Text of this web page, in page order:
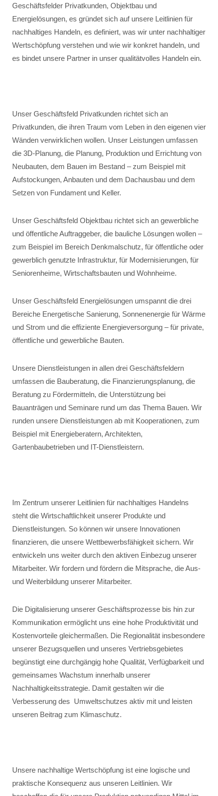
Geschäftsfelder Privatkunden, Objektbau und
Energielösungen, es gründet sich auf unsere Leitlinien für
nachhaltiges Handeln, es definiert, was wir unter nachhaltiger
Wertschöpfung verstehen und wie wir konkret handeln, und
es bindet unsere Partner in unser qualitätvolles Handeln ein.
Unser Geschäftsfeld Privatkunden richtet sich an
Privatkunden, die ihren Traum vom Leben in den eigenen vier
Wänden verwirklichen wollen. Unser Leistungen umfassen
die 3D-Planung, die Planung, Produktion und Errichtung von
Neubauten, dem Bauen im Bestand – zum Beispiel mit
Aufstockungen, Anbauten und dem Dachausbau und dem
Setzen von Fundament und Keller.
Unser Geschäftsfeld Objektbau richtet sich an gewerbliche
und öffentliche Auftraggeber, die bauliche Lösungen wollen –
zum Beispiel im Bereich Denkmalschutz, für öffentliche oder
gewerblich genutzte Infrastruktur, für Modernisierungen, für
Seniorenheime, Wirtschaftsbauten und Wohnheime.
Unser Geschäftsfeld Energielösungen umspannt die drei
Bereiche Energetische Sanierung, Sonnenenergie für Wärme
und Strom und die effiziente Energieversorgung – für private,
öffentliche und gewerbliche Bauten.
Unsere Dienstleistungen in allen drei Geschäftsfeldern
umfassen die Bauberatung, die Finanzierungsplanung, die
Beratung zu Fördermitteln, die Unterstützung bei
Bauanträgen und Seminare rund um das Thema Bauen. Wir
runden unsere Dienstleistungen ab mit Kooperationen, zum
Beispiel mit Energieberatern, Architekten,
Gartenbaubetrieben und IT-Dienstleistern.
Im Zentrum unserer Leitlinien für nachhaltiges Handelns
steht die Wirtschaftlichkeit unserer Produkte und
Dienstleistungen. So können wir unsere Innovationen
finanzieren, die unsere Wettbewerbsfähigkeit sichern. Wir
entwickeln uns weiter durch den aktiven Einbezug unserer
Mitarbeiter. Wir fordern und fördern die Mitsprache, die Aus-
und Weiterbildung unserer Mitarbeiter.
Die Digitalisierung unserer Geschäftsprozesse bis hin zur
Kommunikation ermöglicht uns eine hohe Produktivität und
Kostenvorteile gleichermaßen. Die Regionalität insbesondere
unserer Bezugsquellen und unseres Vertriebsgebietes
begünstigt eine durchgängig hohe Qualität, Verfügbarkeit und
gemeinsames Wachstum innerhalb unserer
Nachhaltigkeitsstrategie. Damit gestalten wir die
Verbesserung des Umweltschutzes aktiv mit und leisten
unseren Beitrag zum Klimaschutz.
Unsere nachhaltige Wertschöpfung ist eine logische und
praktische Konsequenz aus unseren Leitlinien. Wir